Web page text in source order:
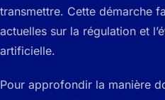
transmettre. Cette démarche
actuelles sur la régulation et
artificielle.
Pour approfondir la manière